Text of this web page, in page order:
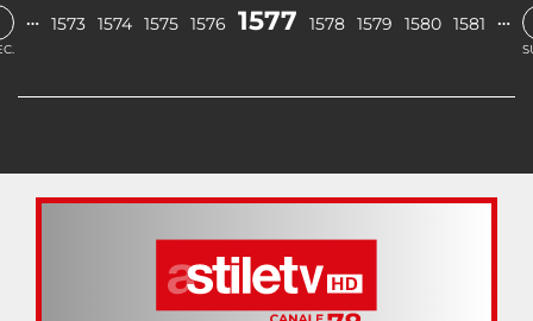
… 1573 1574 1575 1576 1577 1578 1579 1580 1581 …